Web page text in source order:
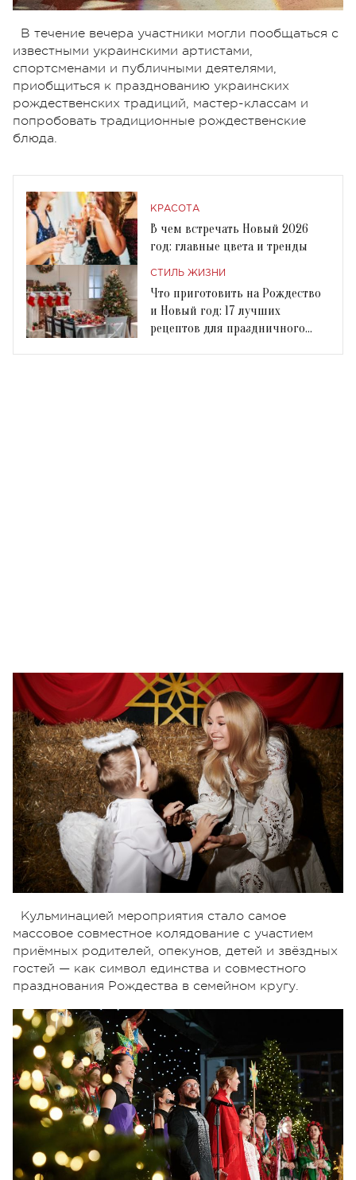
В течение вечера участники могли пообщаться с
известными украинскими артистами,
спортсменами и публичными деятелями,
приобщиться к празднованию украинских
рождественских традиций, мастер-классам и
попробовать традиционные рождественские
блюда.
КРАСОТА
В чем встречать Новый 2026
год: главные цвета и тренды
СТИЛЬ ЖИЗНИ
Что приготовить на Рождество
и Новый год: 17 лучших
рецептов для праздничного
Кульминацией мероприятия стало самое
массовое совместное колядование с участием
приёмных родителей, опекунов, детей и звёздных
гостей — как символ единства и совместного
празднования Рождества в семейном кругу.